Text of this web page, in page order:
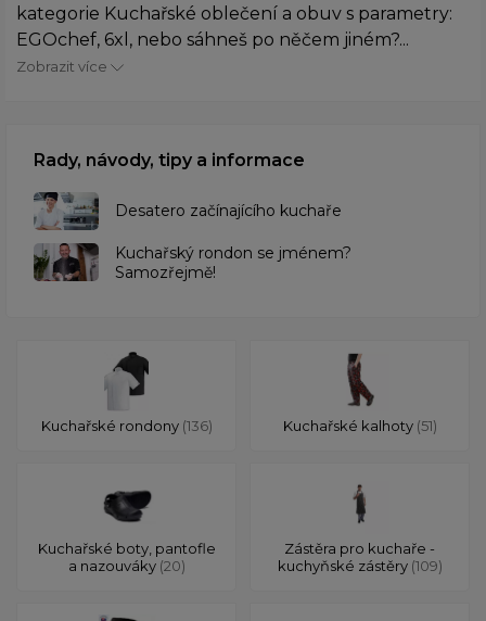
kategorie Kuchařské oblečení a obuv s parametry:
EGOchef, 6xl, nebo sáhneš po něčem jiném?...
Zobrazit více
Rady, návody, tipy a informace
Desatero začínajícího kuchaře
Kuchařský rondon se jménem?
Samozřejmě!
Kuchařské rondony (136) Kuchařské kalhoty (51)
Kuchařské boty, pantofle
a nazouváky (20)
Zástěra pro kuchaře -
kuchyňské zástěry (109)